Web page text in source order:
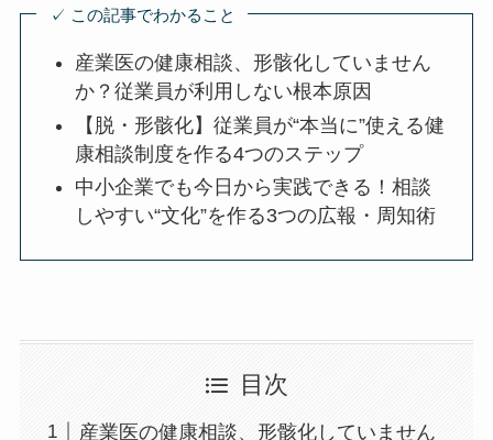
✓ この記事でわかること
産業医の健康相談、形骸化していませ
んか？従業員が利用しない根本原因
【脱・形骸化】従業員が“本当に”使える
健康相談制度を作る4つのステップ
中小企業でも今日から実践できる！相